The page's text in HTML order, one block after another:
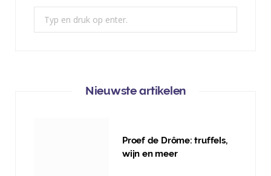
Nieuwste artikelen
Proef de Drôme: truffels,
wijn en meer